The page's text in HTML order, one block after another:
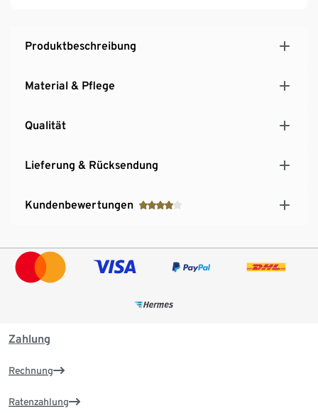
Produktbeschreibung
Material & Pflege
Qualität
Lieferung & Rücksendung
Kundenbewertungen
Zahlung
Rechnung
Ratenzahlung